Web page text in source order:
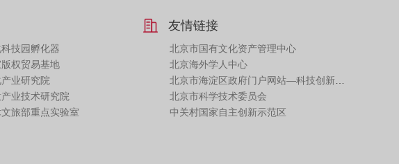
技园孵化器
权贸易基地
业研究院
业技术研究院
旅部重点实验室
友情链接
北京市国有文化资产管理中心
北京海外学人中心
北京市海淀区政府门户网站—科技创新专栏
北京市科学技术委员会
中关村国家自主创新示范区